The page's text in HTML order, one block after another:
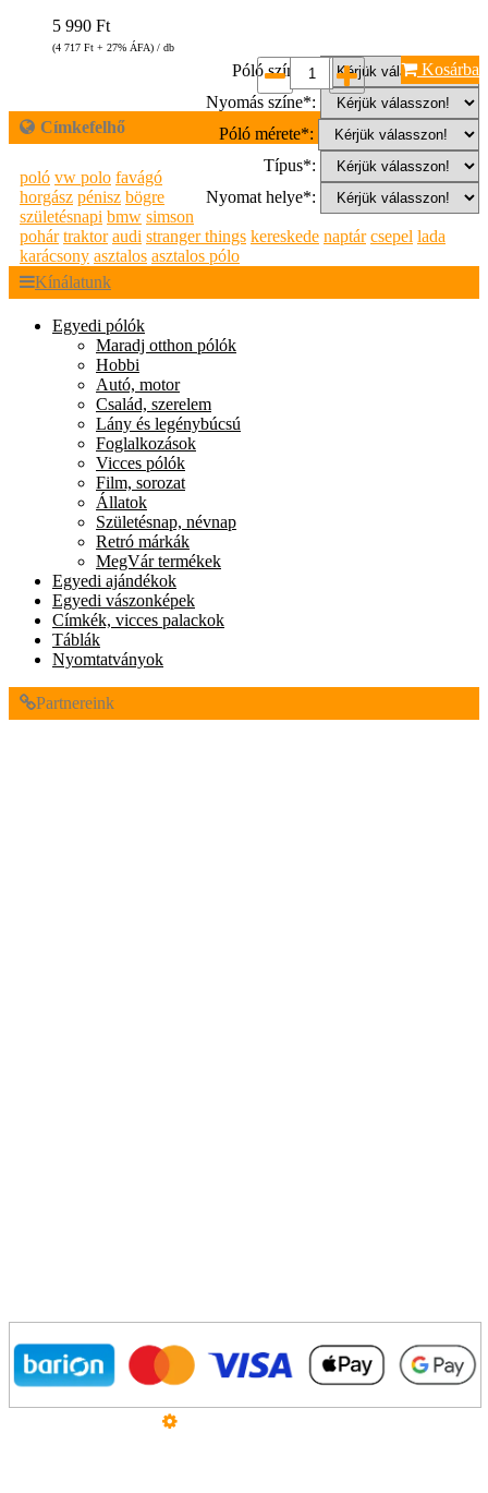
5 990 Ft
(4 717 Ft + 27% ÁFA) / db
Póló színe*:
Nyomás színe*:
Póló mérete*:
Típus*:
Nyomat helye*:
Kosárba
Címkefelhő
poló vw polo favágó
horgász pénisz bögre
születésnapi bmw simson
pohár traktor audi stranger things kereskede naptár csepel lada
karácsony asztalos asztalos pólo
Kínálatunk
Egyedi pólók
Maradj otthon pólók
Hobbi
Autó, motor
Család, szerelem
Lány és legénybúcsú
Foglalkozások
Vicces pólók
Film, sorozat
Állatok
Születésnap, névnap
Retró márkák
MegVár termékek
Egyedi ajándékok
Egyedi vászonképek
Címkék, vicces palackok
Táblák
Nyomtatványok
Partnereink